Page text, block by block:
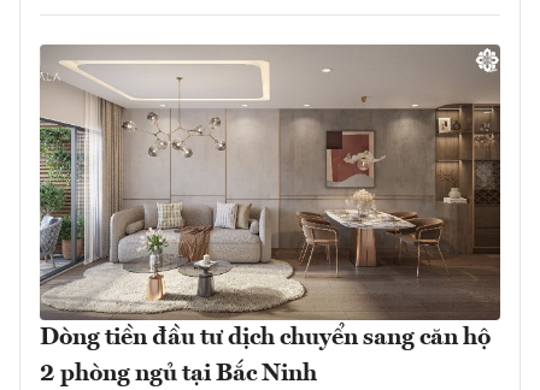
Dòng tiền đầu tư dịch chuyển sang căn hộ
2 phòng ngủ tại Bắc Ninh